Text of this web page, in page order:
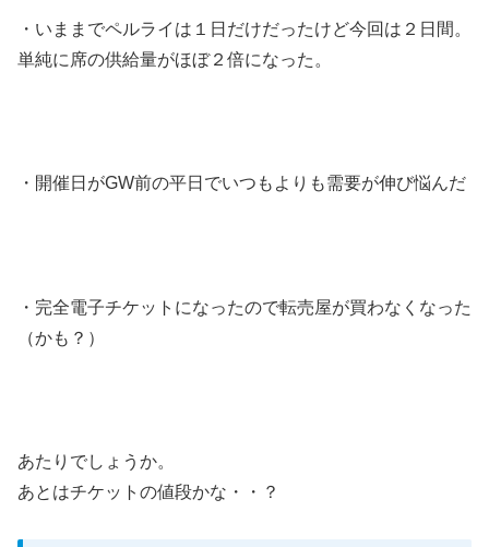
・いままでペルライは１日だけだったけど今回は２日間。
単純に席の供給量がほぼ２倍になった。
・開催日がGW前の平日でいつもよりも需要が伸び悩んだ
・完全電子チケットになったので転売屋が買わなくなった
（かも？）
あたりでしょうか。
あとはチケットの値段かな・・？